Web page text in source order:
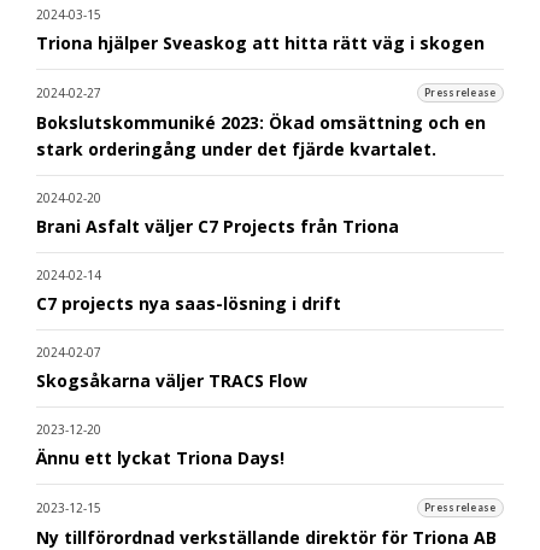
2024-03-15
Triona hjälper Sveaskog att hitta rätt väg i skogen
2024-02-27 Pressrelease
Bokslutskommuniké 2023: Ökad omsättning och en
stark orderingång under det fjärde kvartalet.
2024-02-20
Brani Asfalt väljer C7 Projects från Triona
2024-02-14
C7 projects nya saas-lösning i drift
2024-02-07
Skogsåkarna väljer TRACS Flow
2023-12-20
Ännu ett lyckat Triona Days!
2023-12-15 Pressrelease
Ny tillförordnad verkställande direktör för Triona AB